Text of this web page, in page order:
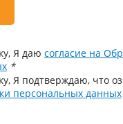
Я даю согласие на
*
Я подтверждаю, что
персональных данных